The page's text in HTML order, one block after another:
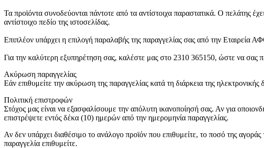
Τα προϊόντα συνοδεύονται πάντοτε από τα αντίστοιχα παραστατικά. Ο πελάτης
αντίστοιχο πεδίο της ιστοσελίδας.
Επιπλέον υπάρχει η επιλογή παραλαβής της παραγγελίας σας από την
Για την καλύτερη εξυπηρέτηση σας, καλέστε μας στο 2310 365150, ώστε να σας
Ακύρωση παραγγελίας
Εάν επιθυμείτε την ακύρωση της παραγγελίας κατά τη διάρκεια της
Πολιτική επιστροφών
Στόχος μας είναι να εξασφαλίσουμε την απόλυτη ικανοποίησή σας. Αν για
επιστρέψετε εντός δέκα (10) ημερών από την ημερομηνία παραγγελίας.
Αν δεν υπάρχει διαθέσιμο το ανάλογο προϊόν που επιθυμείτε, το ποσό της
παραγγελία επιθυμείτε.